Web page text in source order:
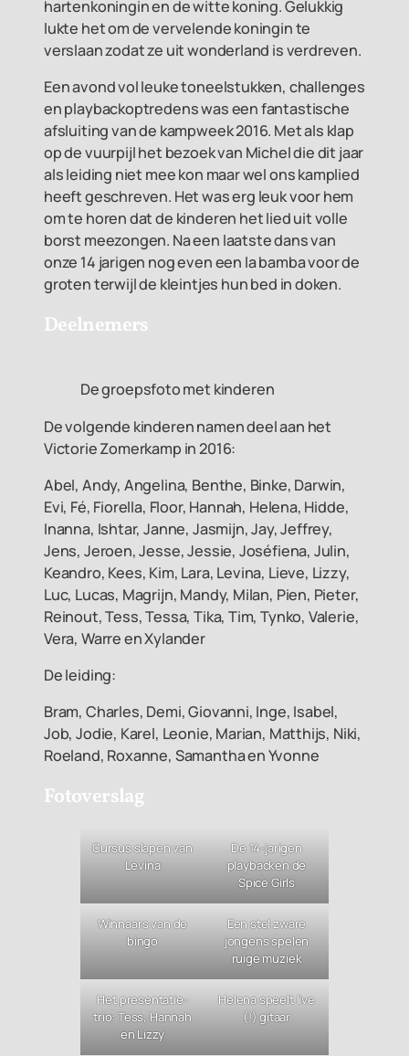
hartenkoningin en de witte koning. Gelukkig
lukte het om de vervelende koningin te
verslaan zodat ze uit wonderland is verdreven.
Een avond vol leuke toneelstukken, challenges
en playbackoptredens was een fantastische
afsluiting van de kampweek 2016. Met als klap
op de vuurpijl het bezoek van Michel die dit jaar
als leiding niet mee kon maar wel ons kamplied
heeft geschreven. Het was erg leuk voor hem
om te horen dat de kinderen het lied uit volle
borst meezongen. Na een laatste dans van
onze 14 jarigen nog even een la bamba voor de
groten terwijl de kleintjes hun bed in doken.
Deelnemers
De groepsfoto met kinderen
De volgende kinderen namen deel aan het
Victorie Zomerkamp in 2016:
Abel, Andy, Angelina, Benthe, Binke, Darwin,
Evi, Fé, Fiorella, Floor, Hannah, Helena, Hidde,
Inanna, Ishtar, Janne, Jasmijn, Jay, Jeffrey,
Jens, Jeroen, Jesse, Jessie, Joséfiena, Julin,
Keandro, Kees, Kim, Lara, Levina, Lieve, Lizzy,
Luc, Lucas, Magrijn, Mandy, Milan, Pien, Pieter,
Reinout, Tess, Tessa, Tika, Tim, Tynko, Valerie,
Vera, Warre en Xylander
De leiding:
Bram, Charles, Demi, Giovanni, Inge, Isabel,
Job, Jodie, Karel, Leonie, Marian, Matthijs, Niki,
Roeland, Roxanne, Samantha en Yvonne
Fotoverslag
Cursus slapen van
Levina
De 14-jarigen
playbacken de
Spice Girls
Winnaars van de
bingo
Een stel zware
jongens spelen
ruige muziek
Het presentatie-
trio: Tess, Hannah
en Lizzy
Helena speelt live
(!) gitaar